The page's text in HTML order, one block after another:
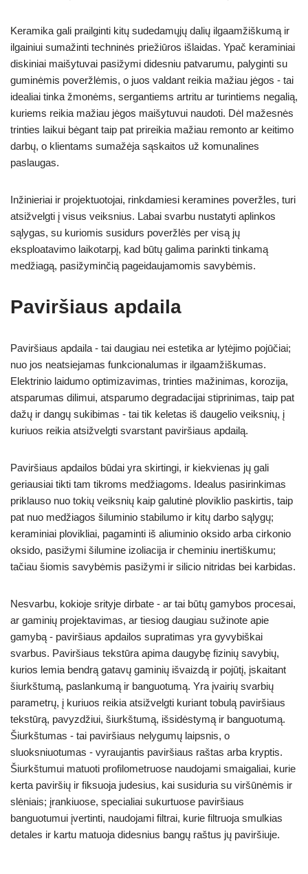
Keramika gali prailginti kitų sudedamųjų dalių ilgaamžiškumą ir
ilgainiui sumažinti techninės priežiūros išlaidas. Ypač keraminiai
diskiniai maišytuvai pasižymi didesniu patvarumu, palyginti su
guminėmis poveržlėmis, o juos valdant reikia mažiau jėgos - tai
idealiai tinka žmonėms, sergantiems artritu ar turintiems negalią,
kuriems reikia mažiau jėgos maišytuvui naudoti. Dėl mažesnės
trinties laikui bėgant taip pat prireikia mažiau remonto ar keitimo
darbų, o klientams sumažėja sąskaitos už komunalines
paslaugas.
Inžinieriai ir projektuotojai, rinkdamiesi keramines poveržles, turi
atsižvelgti į visus veiksnius. Labai svarbu nustatyti aplinkos
sąlygas, su kuriomis susidurs poveržlės per visą jų
eksploatavimo laikotarpį, kad būtų galima parinkti tinkamą
medžiagą, pasižyminčią pageidaujamomis savybėmis.
Paviršiaus apdaila
Paviršiaus apdaila - tai daugiau nei estetika ar lytėjimo pojūčiai;
nuo jos neatsiejamas funkcionalumas ir ilgaamžiškumas.
Elektrinio laidumo optimizavimas, trinties mažinimas, korozija,
atsparumas dilimui, atsparumo degradacijai stiprinimas, taip pat
dažų ir dangų sukibimas - tai tik keletas iš daugelio veiksnių, į
kuriuos reikia atsižvelgti svarstant paviršiaus apdailą.
Paviršiaus apdailos būdai yra skirtingi, ir kiekvienas jų gali
geriausiai tikti tam tikroms medžiagoms. Idealus pasirinkimas
priklauso nuo tokių veiksnių kaip galutinė ploviklio paskirtis, taip
pat nuo medžiagos šiluminio stabilumo ir kitų darbo sąlygų;
keraminiai plovikliai, pagaminti iš aliuminio oksido arba cirkonio
oksido, pasižymi šilumine izoliacija ir cheminiu inertiškumu;
tačiau šiomis savybėmis pasižymi ir silicio nitridas bei karbidas.
Nesvarbu, kokioje srityje dirbate - ar tai būtų gamybos procesai,
ar gaminių projektavimas, ar tiesiog daugiau sužinote apie
gamybą - paviršiaus apdailos supratimas yra gyvybiškai
svarbus. Paviršiaus tekstūra apima daugybę fizinių savybių,
kurios lemia bendrą gatavų gaminių išvaizdą ir pojūtį, įskaitant
šiurkštumą, paslankumą ir banguotumą. Yra įvairių svarbių
parametrų, į kuriuos reikia atsižvelgti kuriant tobulą paviršiaus
tekstūrą, pavyzdžiui, šiurkštumą, išsidėstymą ir banguotumą.
Šiurkštumas - tai paviršiaus nelygumų laipsnis, o
sluoksniuotumas - vyraujantis paviršiaus raštas arba kryptis.
Šiurkštumui matuoti profilometruose naudojami smaigaliai, kurie
kerta paviršių ir fiksuoja judesius, kai susiduria su viršūnėmis ir
slėniais; įrankiuose, specialiai sukurtuose paviršiaus
banguotumui įvertinti, naudojami filtrai, kurie filtruoja smulkias
detales ir kartu matuoja didesnius bangų raštus jų paviršiuje.